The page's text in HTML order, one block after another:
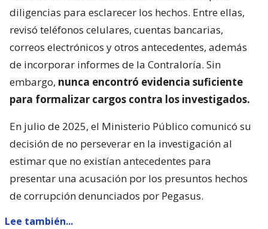
diligencias para esclarecer los hechos. Entre ellas,
revisó teléfonos celulares, cuentas bancarias,
correos electrónicos y otros antecedentes, además
de incorporar informes de la Contraloría. Sin
embargo, nunca encontró evidencia suficiente
para formalizar cargos contra los investigados.
En julio de 2025, el Ministerio Público comunicó su
decisión de no perseverar en la investigación al
estimar que no existían antecedentes para
presentar una acusación por los presuntos hechos
de corrupción denunciados por Pegasus.
Lee también...